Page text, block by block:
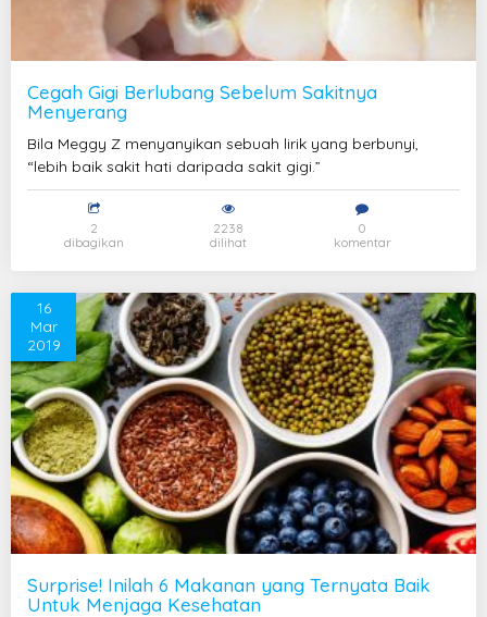
Cegah Gigi Berlubang Sebelum Sakitnya
Menyerang
Bila Meggy Z menyanyikan sebuah lirik yang berbunyi,
“lebih baik sakit hati daripada sakit gigi.”
2
dibagikan
2238
dilihat
0
komentar
Surprise! Inilah 6 Makanan yang Ternyata Baik
Untuk Menjaga Kesehatan
16
Mar
2019